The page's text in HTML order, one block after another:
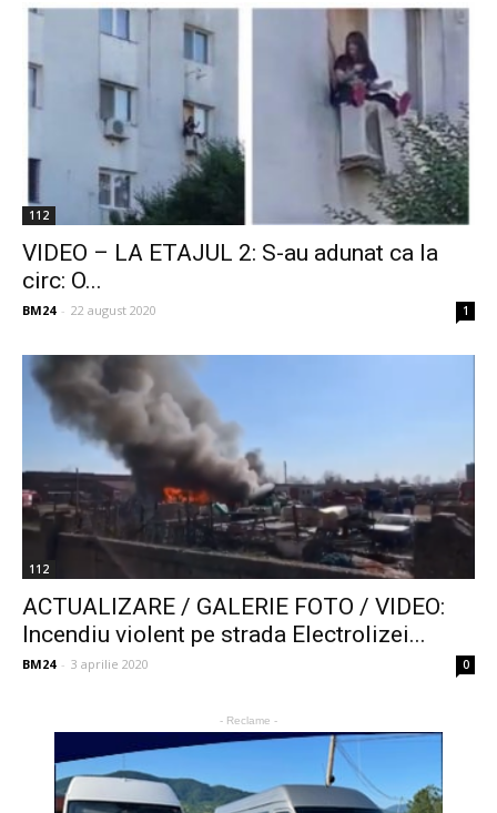
112
VIDEO – LA ETAJUL 2: S-au adunat ca la
circ: O...
BM24 - 22 august 2020 1
112
ACTUALIZARE / GALERIE FOTO / VIDEO:
Incendiu violent pe strada Electrolizei...
BM24 - 3 aprilie 2020 0
- Reclame -